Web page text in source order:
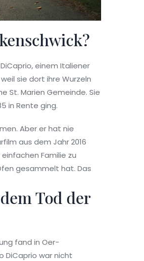
einem Italiener
sie dort ihre Wurzeln
St. Marien Gemeinde. Sie
in Rente ging.
Aber er hat nie
aus dem Jahr 2016
Familie zu
gesammelt hat. Das
Tod der
fand in Oer-
DiCaprio war nicht